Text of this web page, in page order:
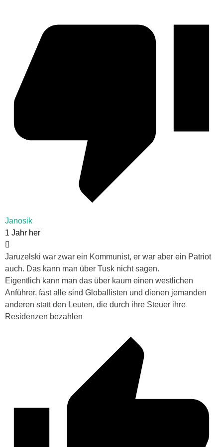
Janosik
1 Jahr her
Jaruzelski war zwar ein Kommunist, er war aber ein Patriot
auch. Das kann man über Tusk nicht sagen.
Eigentlich kann man das über kaum einen westlichen
Anführer, fast alle sind Globallisten und dienen jemanden
anderen statt den Leuten, die durch ihre Steuer ihre
Residenzen bezahlen